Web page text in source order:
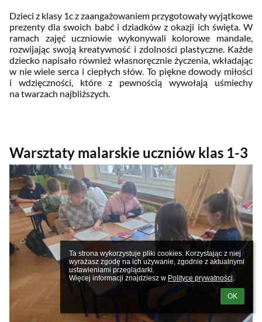
Ta strona wykorzystuje pliki cookies. Korzystając z niej
wyrażasz zgodę na ich używanie, zgodnie z aktualnymi
ustawieniami przeglądarki.
Więcej informacji znajdziesz w Polityce prywatności.
OK
Dzieci z klasy 1c z zaangażowaniem przygotowały wyjątkowe
prezenty dla swoich babć i dziadków z okazji ich święta. W
ramach zajęć uczniowie wykonywali kolorowe mandale,
rozwijając swoją kreatywność i zdolności plastyczne. Każde
dziecko napisało również własnoręcznie życzenia, wkładając
w nie wiele serca i ciepłych słów. To piękne dowody miłości
i wdzięczności, które z pewnością wywołają uśmiechy
na twarzach najbliższych.
Warsztaty malarskie uczniów klas 1-3